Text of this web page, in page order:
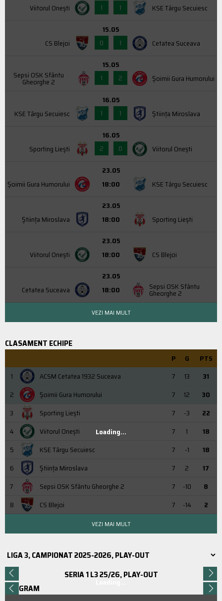
Viitorul Onești
1
1 KSE Târgu Secuiesc
CS Blejoi
15.05
0
1 Cetatea Suceava
Sepsi OSK Sfântu
Gheorghe 2
15.05
1
2 Şoimii Gura Humorului
KSE Târgu Secuiesc
16.05
1
1 Știința Miroslava
Sporting Liești
16.05
2
0 Viitorul Onești
Şoimii Gura Humorului
23.05
18:00
KSE Târgu Secuiesc
Știința Miroslava
23.05
18:00
Sporting Liești
Viitorul Onești
23.05
18:00
CS Blejoi
Cetatea Suceava
23.05
18:00
Sepsi OSK Sfântu
Gheorghe 2
VEZI MAI MULT
CLASAMENT ECHIPE
P G
PTS
1
ACSM Cetatea 1932 Suceava 7 13
31
2
Şoimii Gura Humorului 7 12
30
3
Sporting Liești 7 -3
22
4
Viitorul Onești 7 1
18
5
KSE Târgu Secuiesc 7 -1
18
6
Știința Miroslava 7 2
17
7
Sepsi OSK Sfântu Gheorghe 2 7 -10
8
8
CS Blejoi 7 -14 2
Loading...
VEZI MAI MULT
SERIA 1 L3 25/26, PLAY-OUT
PROGRAM